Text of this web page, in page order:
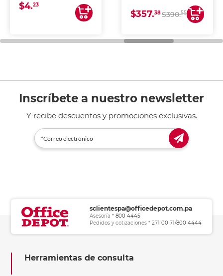
uniforme, ideal para
impresoras de inyección
de tinta y láser,
general de oficina.
$4.23
COPIA Y ESCANEA)
$357.38$390.55
Inscríbete a nuestro newsletter
Y recibe descuentos y promociones exclusivas.
sclientespa@officedepot.com.pa
Asesoría * 800 4445
Pedidos y cotizaciones * 271 00 71/800 4444
Herramientas de consulta